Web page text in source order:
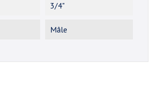
3/4"
Mâle